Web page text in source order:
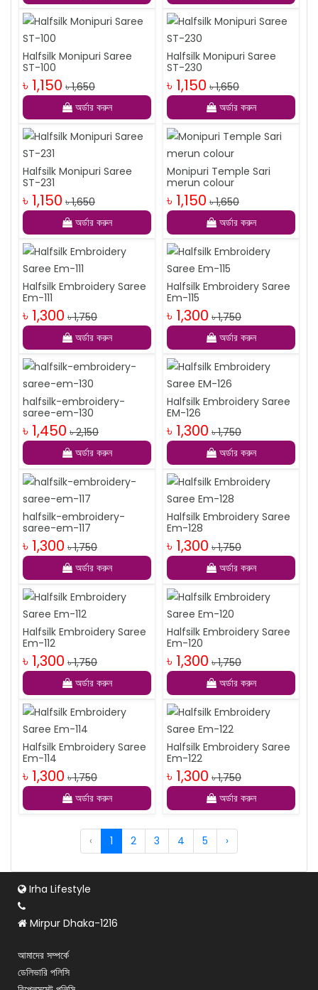
Halfsilk Monipuri Saree
ST-100
৳ 1,150 ৳ 1,650
অর্ডার করুন
Halfsilk Monipuri Saree
ST-230
৳ 1,150 ৳ 1,650
অর্ডার করুন
Halfsilk Monipuri Saree
ST-231
৳ 1,150 ৳ 1,650
অর্ডার করুন
Monipuri Temple Sari
merun colour
৳ 1,150 ৳ 1,650
অর্ডার করুন
Halfsilk Embroidery Saree
Em-111
৳ 1,300 ৳ 1,750
অর্ডার করুন
Halfsilk Embroidery Saree
Em-115
৳ 1,300 ৳ 1,750
অর্ডার করুন
halfsilk-embroidery-
saree-em-130
৳ 1,450 ৳ 2,150
অর্ডার করুন
Halfsilk Embroidery Saree
EM-126
৳ 1,300 ৳ 1,750
অর্ডার করুন
halfsilk-embroidery-
saree-em-117
৳ 1,300 ৳ 1,750
অর্ডার করুন
Halfsilk Embroidery Saree
Em-128
৳ 1,300 ৳ 1,750
অর্ডার করুন
Halfsilk Embroidery Saree
Em-112
৳ 1,300 ৳ 1,750
অর্ডার করুন
Halfsilk Embroidery Saree
Em-120
৳ 1,300 ৳ 1,750
অর্ডার করুন
Halfsilk Embroidery Saree
Em-114
৳ 1,300 ৳ 1,750
অর্ডার করুন
Halfsilk Embroidery Saree
Em-122
৳ 1,300 ৳ 1,750
অর্ডার করুন
‹ 1 2 3 4 5 ›
Irha Lifestyle
Mirpur Dhaka-1216
আমাদের সম্পর্কে
ডেলিভারি পলিসি